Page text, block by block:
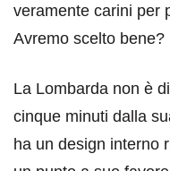
veramente carini per
Avremo scelto bene?
La Lombarda non è
cinque minuti dalla
ha un design interno